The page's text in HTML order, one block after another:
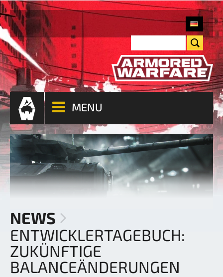
MENU
NEWS
ENTWICKLERTAGEBUCH:
ZUKÜNFTIGE
BALANCEÄNDERUNGEN